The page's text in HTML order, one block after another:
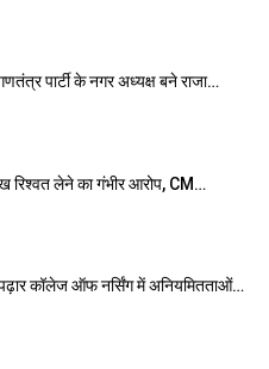
गणतंत्र पार्टी के नगर अध्यक्ष बने राजा…
रिश्वत लेने का गंभीर आरोप, CM…
कॉलेज ऑफ नर्सिंग में अनियमितताओं…